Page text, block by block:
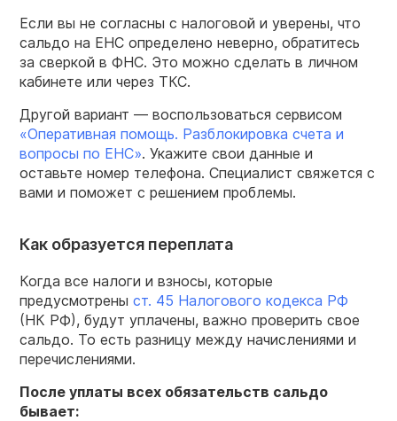
Если вы не согласны с налоговой и уверены, что
сальдо на ЕНС определено неверно, обратитесь
за сверкой в ФНС. Это можно сделать в личном
кабинете или через ТКС.
Другой вариант — воспользоваться сервисом
«Оперативная помощь. Разблокировка счета и
вопросы по ЕНС». Укажите свои данные и
оставьте номер телефона. Специалист свяжется с
вами и поможет с решением проблемы.
Как образуется переплата
Когда все налоги и взносы, которые
предусмотрены ст. 45 Налогового кодекса РФ
(НК РФ), будут уплачены, важно проверить свое
сальдо. То есть разницу между начислениями и
перечислениями.
После уплаты всех обязательств сальдо
бывает: